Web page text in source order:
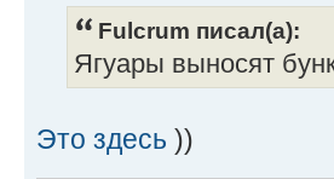
Fulcrum писал(а):
Ягуары выносят
Это здесь ))